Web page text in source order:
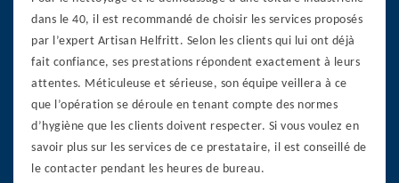
dans le 40, il est recommandé de choisir les services proposés
par l’expert Artisan Helfritt. Selon les clients qui lui ont déjà
fait confiance, ses prestations répondent exactement à leurs
attentes. Méticuleuse et sérieuse, son équipe veillera à ce
que l’opération se déroule en tenant compte des normes
d’hygiène que les clients doivent respecter. Si vous voulez en
savoir plus sur les services de ce prestataire, il est conseillé de
le contacter pendant les heures de bureau.